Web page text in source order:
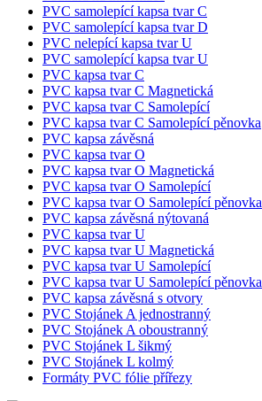
PVC samolepící kapsa tvar C
PVC samolepící kapsa tvar D
PVC nelepící kapsa tvar U
PVC samolepící kapsa tvar U
PVC kapsa tvar C
PVC kapsa tvar C Magnetická
PVC kapsa tvar C Samolepící
PVC kapsa tvar C Samolepící pěnovka
PVC kapsa závěsná
PVC kapsa tvar O
PVC kapsa tvar O Magnetická
PVC kapsa tvar O Samolepící
PVC kapsa tvar O Samolepící pěnovka
PVC kapsa závěsná nýtovaná
PVC kapsa tvar U
PVC kapsa tvar U Magnetická
PVC kapsa tvar U Samolepící
PVC kapsa tvar U Samolepící pěnovka
PVC kapsa závěsná s otvory
PVC Stojánek A jednostranný
PVC Stojánek A oboustranný
PVC Stojánek L šikmý
PVC Stojánek L kolmý
Formáty PVC fólie přířezy